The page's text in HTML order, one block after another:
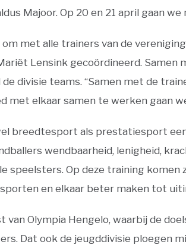
Majoor. Op 20 en 21 april gaan
met alle trainers van de
Lensink gecoördineerd. Samen
divisie teams. “Samen met de
elkaar samen te werken gaan
breedtesport als prestatiesport
wendbaarheid, lenigheid,
Op deze training komen
en elkaar beter maken tot
Olympia Hengelo, waarbij de
Dat ook de jeugddivisie ploegen